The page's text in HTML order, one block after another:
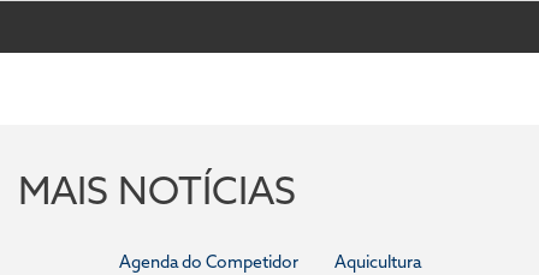
MAIS NOTÍCIAS
Agenda do Competidor Aquicultura